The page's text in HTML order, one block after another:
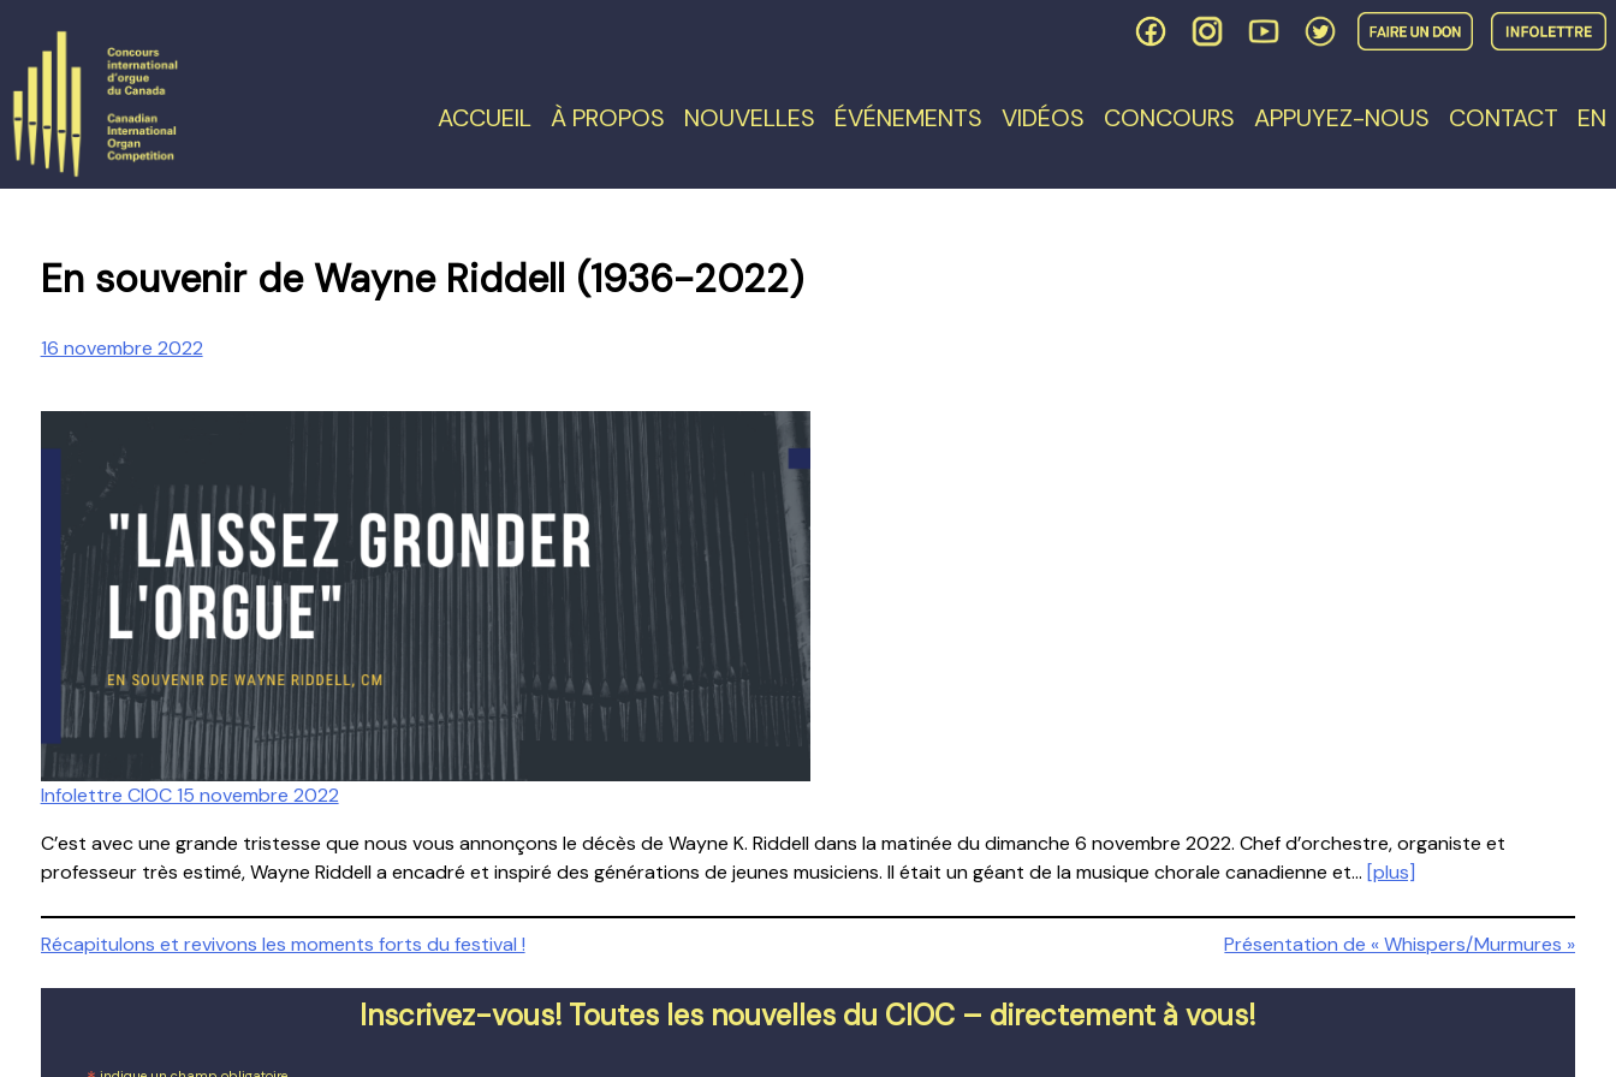
content
ACCUEIL À PROPOS NOUVELLES ÉVÉNEMENTS VIDÉOS CONCOURS APPUYEZ-NOUS CONTACT EN
En souvenir de Wayne Riddell (1936-2022)
16 novembre 2022
Infolettre CIOC 15 novembre 2022
C’est avec une grande tristesse que nous vous annonçons le décès de Wayne K. Riddell dans la matinée du dimanche 6 novembre 2022. Chef d’orchestre, organiste et
professeur très estimé, Wayne Riddell a encadré et inspiré des générations de jeunes musiciens. Il était un géant de la musique chorale canadienne et… [plus]
Navigation
de
Récapitulons et revivons les moments forts du festival ! Présentation de « Whispers/Murmures »
Inscrivez-vous! Toutes les nouvelles du CIOC – directement à vous!